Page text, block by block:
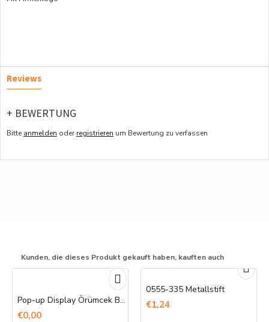
Reviews
+ BEWERTUNG
Bitte anmelden oderregistrieren um Bewertung zu verfassen
Kunden, die dieses Produkt gekauft haben, kauften auch
Pop-up Display Örümcek Banner Baskı
€0,00
0555-335 Metallstift
€1,24